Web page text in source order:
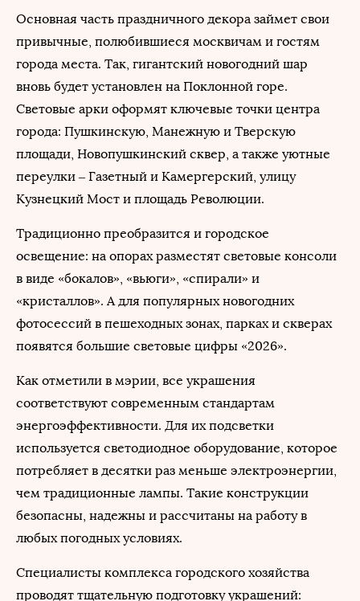
Основная часть праздничного декора займет свои
привычные, полюбившиеся москвичам и гостям
города места. Так, гигантский новогодний шар
вновь будет установлен на Поклонной горе.
Световые арки оформят ключевые точки центра
города: Пушкинскую, Манежную и Тверскую
площади, Новопушкинский сквер, а также уютные
переулки – Газетный и Камергерский, улицу
Кузнецкий Мост и площадь Революции.
Традиционно преобразится и городское
освещение: на опорах разместят световые консоли
в виде «бокалов», «вьюги», «спирали» и
«кристаллов». А для популярных новогодних
фотосессий в пешеходных зонах, парках и скверах
появятся большие световые цифры «2026».
Как отметили в мэрии, все украшения
соответствуют современным стандартам
энергоэффективности. Для их подсветки
используется светодиодное оборудование, которое
потребляет в десятки раз меньше электроэнергии,
чем традиционные лампы. Такие конструкции
безопасны, надежны и рассчитаны на работу в
любых погодных условиях.
Специалисты комплекса городского хозяйства
проводят тщательную подготовку украшений: